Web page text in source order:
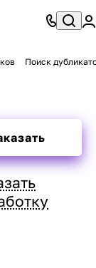
Поиск